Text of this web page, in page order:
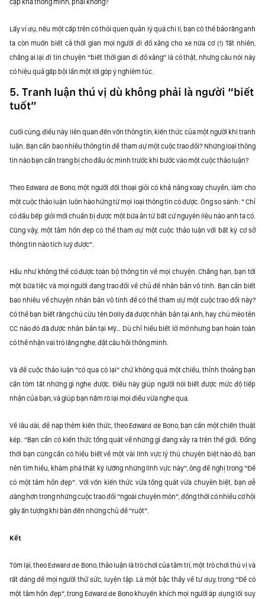
cập khá thông minh, phải không?
Lấy ví dụ, nếu một cấp trên có thói quen quản lý quá chi li, bạn có thể bảo rằng anh
ta còn muốn biết cả thời gian mọi người đi đổ xăng cho xe nữa cơ (!) Tất nhiên,
chẳng ai lại đi tin chuyện “biết thời gian đi đổ xăng” là có thật, nhưng câu nói này
có hiệu quả gấp bội lần một lời góp ý nghiêm túc.
5. Tranh luận thú vị dù không phải là người “biết
tuốt”
Cuối cùng, điều này liên quan đến vốn thông tin, kiến thức của một người khi tranh
luận. Bạn cần bao nhiêu thông tin để tham dự một cuộc trao đổi? Những loại thông
tin nào bạn cần trang bị cho đầu óc mình trước khi bước vào một cuộc thảo luận?
Theo Edward de Bono, một người đối thoại giỏi có khả năng xoay chuyển, làm cho
một cuộc thảo luận luôn hào hứng từ mọi loại thông tin có được. Ông so sánh: ” Chỉ
có đầu bếp giỏi mới chuẩn bị được một bữa ăn từ bất cứ nguyên liệu nào anh ta có.
Cũng vậy, một tâm hồn đẹp có thể tham dự một cuộc thảo luận với bất kỳ cơ sở
thông tin nào tích luỹ được”.
Hầu như không thể có được toàn bộ thông tin về mọi chuyện. Chẳng hạn, bạn tới
một bữa tiệc và mọi người đang trao đổi về chủ đề nhân bản vô tính. Bạn cần biết
bao nhiêu về chuyện nhân bản vô tính để có thể tham dự một cuộc trao đổi này?
Có thể bạn biết rằng chú cừu tên Dolly đã được nhân bản tại Anh, hay chú mèo tên
CC nào đó đã được nhân bản tại Mỹ… Dù chỉ hiểu biết lờ mờ nhưng bạn hoàn toàn
có thể nhận vai trò lắng nghe, đặt câu hỏi thông minh.
Và để cuộc thảo luận “có qua có lại” chứ không quá một chiều, thỉnh thoảng bạn
cần tóm tắt những gì nghe được. Điều này giúp người nói biết được mức độ tiếp
nhận của bạn, và giúp bạn nắm rõ lại mọi điều vừa nghe qua.
Về lâu dài, để nạp thêm kiến thức, theo Edward de Bono, bạn cần một chiến thuật
kép. “Bạn cần có kiến thức tổng quát về những gì đang xảy ra trên thế giới. Đồng
thời bạn cũng cần có hiểu biết về một vài lĩnh vực lý thú chuyên biệt nào đó, bạn
nên tìm hiểu, khám phá thật kỹ lưỡng những lĩnh vực này”, ông đề nghị trong “Để
có một tâm hồn đẹp”. Với vốn kiến thức vừa tổng quát vừa chuyên biệt, bạn dễ
dàng hơn trong những cuộc trao đổi “ngoài chuyên môn”, đồng thời có nhiều cơ hội
gây ấn tượng khi bàn đến những chủ đề “ruột”.
Kết
Tóm lại, theo Edward de Bono, thảo luận là trò chơi của tâm trí, một trò chơi thú vị và
rất đáng để mọi người thử sức, luyện tập. Là một bậc thầy về tư duy, trong “Để có
một tâm hồn đẹp”, trong Edward de Bono khuyến khích mọi người áp dụng lối suy